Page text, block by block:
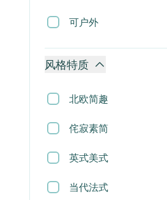
镜子
时钟
香薰蜡烛
相框
烟灰缸
摆件
雕塑
客厅区
可户外
风格特质
北欧简趣
侘寂素简
英式美式
当代法式